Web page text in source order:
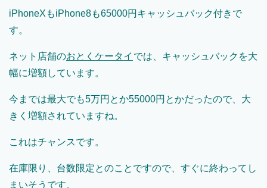
iPhoneXもiPhone8も65000円キャッシュバック付きで
す。
ネット店舗のおとくケータイ では、キャッシュバックを大
幅に増額しています。
今までは最大でも5万円とか55000円とかだったので、大
きく増額されていますね。
これはチャンスです。
在庫限り、台数限定とのことですので、すぐに終わってし
まいそうです。